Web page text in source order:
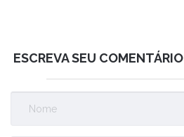
ESCREVA SEU COMENTÁRIO